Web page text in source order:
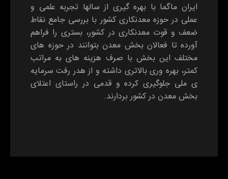
ایران ماگما با بهره گیری از سالها تجربه علمی و
عملی در حوزه معدنکاری کشور با بررسی جامع نقاط
ضعف و قوت معدنکاری در کشور، بستری را فراهم
آورده تا فعالان بخش معدن بتوانند در حوزه های
مختلف این بخش با صرف هزینه های به مراتب
کمتر، بهره وری بالاتری داشته و از هدر رفت سرمایه
ی ملی جلوگیری کرده و قدمی در راستای اعتلای
بخش معدن در کشور بردارند.